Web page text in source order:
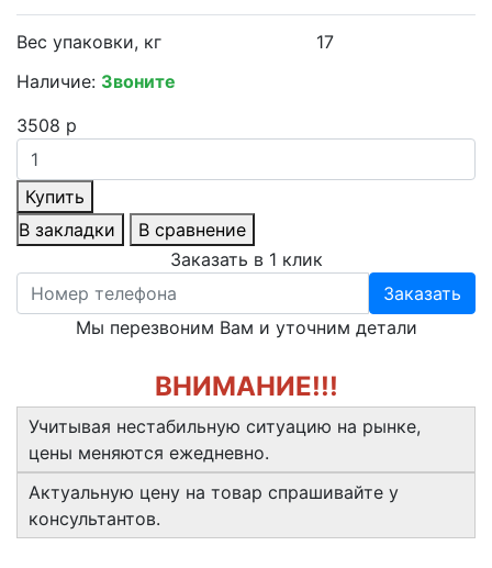
Вес упаковки, кг
17
Наличие: Звоните
3508 р
Купить
В закладки
В сравнение
Заказать в 1 клик
Заказать
Мы перезвоним Вам и уточним детали
ВНИМАНИЕ!!!
Учитывая нестабильную ситуацию на рынке,
цены меняются ежедневно.
Актуальную цену на товар спрашивайте у
консультантов.